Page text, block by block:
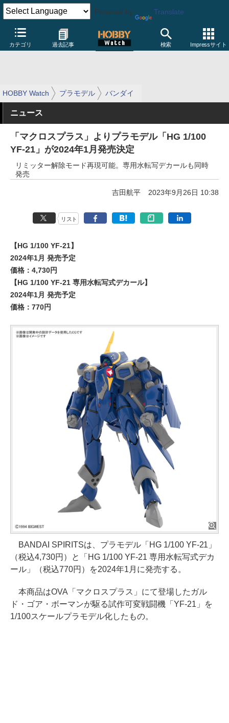
Powered by Translate
カテゴリ 過去記事 検索 Impressサイト
HOBBY Watch プラモデル バンダイ
ニュース
「マクロスプラス」よりプラモデル「HG 1/100
YF-21」が2024年1月発売決定
リミッター解除モード再現可能。専用水転写デカールも同時
発売
吉田航平 2023年9月26日 10:38
リスト
【HG 1/100 YF-21】
2024年1月 発売予定
価格：4,730円
【HG 1/100 YF-21 専用水転写式デカール】
2024年1月 発売予定
価格：770円
BANDAI SPIRITSは、プラモデル「HG 1/100 YF-21」
（税込4,730円）と「HG 1/100 YF-21 専用水転写式デカ
ール」（税込770円）を2024年1月に発売する。
本商品はOVA「マクロスプラス」にて登場したガル
ド・ゴア・ボーマンが駆る試作可変戦闘機「YF-21」を
1/100スケールプラモデル化したもの。